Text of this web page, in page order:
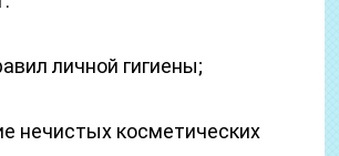
личной гигиены;
нечистых косметических